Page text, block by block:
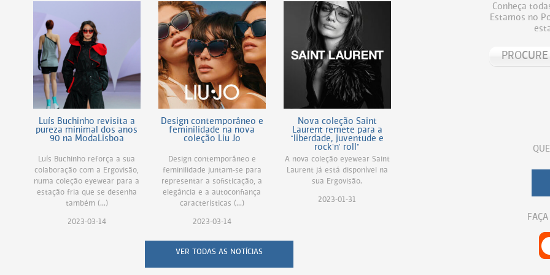
Luís Buchinho revisita a
pureza minimal dos anos
90 na ModaLisboa
Luís Buchinho reforça a sua
colaboração com a Ergovisão,
numa coleção eyewear para a
estação fria que se desenha
também (...)
2023-03-14
Design contemporâneo e
feminilidade na nova
coleção Liu Jo
Design contemporâneo e
feminilidade juntam-se para
representar a sofisticação, a
elegância e a autoconfiança
características (...)
2023-03-14
Nova coleção Saint
Laurent remete para a
"liberdade, juventude e
rock'n' roll"
A nova coleção eyewear Saint
Laurent já está disponível na
sua Ergovisão.
2023-01-31
VER TODAS AS NOTÍCIAS
Conheça
Estamos no